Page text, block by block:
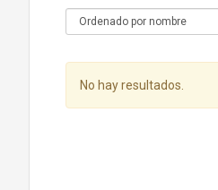
No hay resultados.